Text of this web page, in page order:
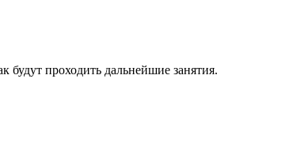
будут проходить дальнейшие занятия.